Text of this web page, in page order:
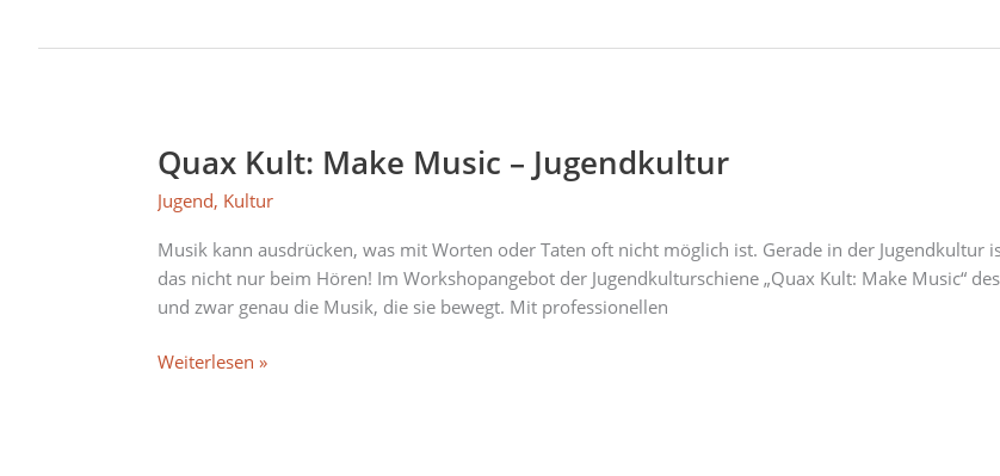
Quax Kult: Make Music – Jugendkultur
Jugend, Kultur
Musik kann ausdrücken, was mit Worten oder Taten oft nicht möglich ist. Gerade in der
das nicht nur beim Hören! Im Workshopangebot der Jugendkulturschiene „Quax Kult: Make Music“
und zwar genau die Musik, die sie bewegt. Mit professionellen
Quax
Kult:
Make
Music
–
Jugendkultur
Weiterlesen »